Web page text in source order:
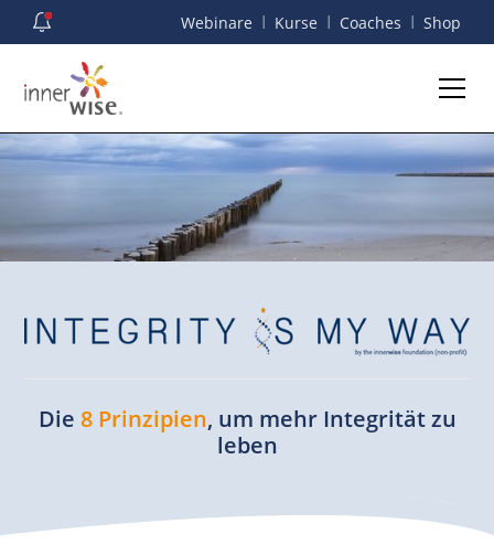
Webinare I Kurse I Coaches I Shop
Die 8 Prinzipien, um mehr Integrität zu
leben